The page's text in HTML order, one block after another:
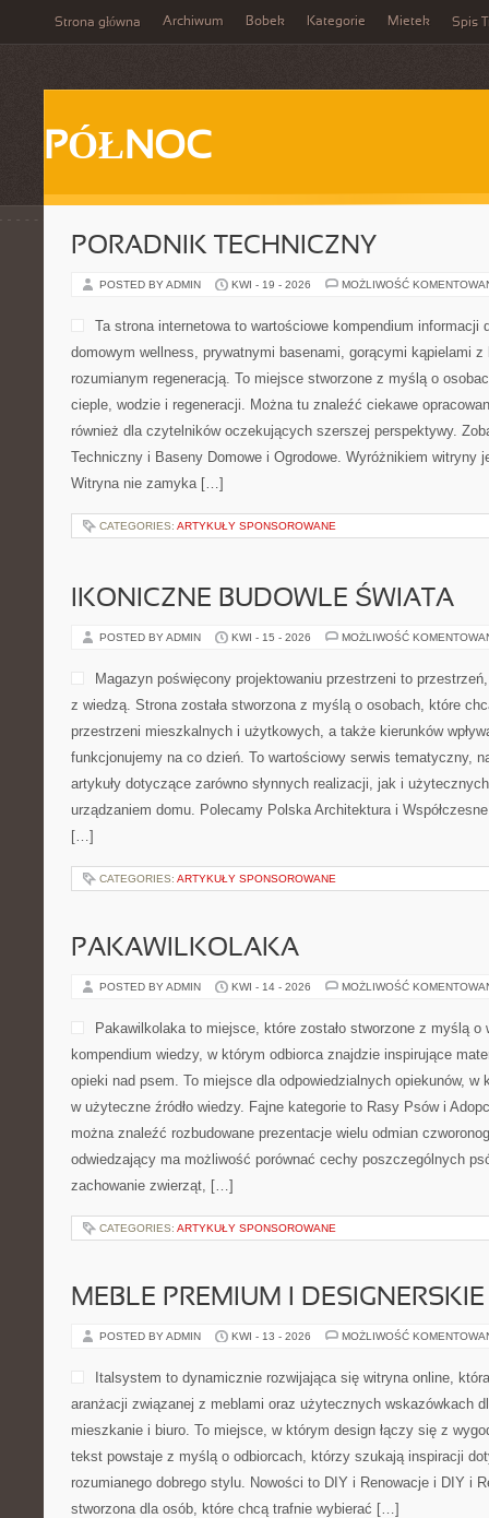
Strona główna Archiwum Bobek Kategorie Mietek Spis
PÓŁNOC
PORADNIK TECHNICZNY
POSTED BY ADMIN KWI - 19 - 2026 MOŻLIWOŚĆ
Ta strona internetowa to wartościowe kompendium informacji
domowym wellness, prywatnymi basenami, gorącymi kąpielami
rozumianym regeneracją. To miejsce stworzone z myślą o
cieple, wodzie i regeneracji. Można tu znaleźć ciekawe
również dla czytelników oczekujących szerszej perspektywy.
Techniczny i Baseny Domowe i Ogrodowe. Wyróżnikiem witryny
Witryna nie zamyka […]
CATEGORIES: ARTYKUŁY SPONSOROWANE
IKONICZNE BUDOWLE ŚWIATA
POSTED BY ADMIN KWI - 15 - 2026 MOŻLIWOŚĆ
Magazyn poświęcony projektowaniu przestrzeni to
z wiedzą. Strona została stworzona z myślą o osobach, które
przestrzeni mieszkalnych i użytkowych, a także kierunków
funkcjonujemy na co dzień. To wartościowy serwis tematyczny,
artykuły dotyczące zarówno słynnych realizacji, jak i
urządzaniem domu. Polecamy Polska Architektura i
[…]
CATEGORIES: ARTYKUŁY SPONSOROWANE
PAKAWILKOLAKA
POSTED BY ADMIN KWI - 14 - 2026 MOŻLIWOŚĆ
Pakawilkolaka to miejsce, które zostało stworzone z myślą o
kompendium wiedzy, w którym odbiorca znajdzie inspirujące
opieki nad psem. To miejsce dla odpowiedzialnych opiekunów, w
w użyteczne źródło wiedzy. Fajne kategorie to Rasy Psów i
można znaleźć rozbudowane prezentacje wielu odmian
odwiedzający ma możliwość porównać cechy poszczególnych
zachowanie zwierząt, […]
CATEGORIES: ARTYKUŁY SPONSOROWANE
MEBLE PREMIUM I DESIGNERSKIE
POSTED BY ADMIN KWI - 13 - 2026 MOŻLIWOŚĆ
Italsystem to dynamicznie rozwijająca się witryna online,
aranżacji związanej z meblami oraz użytecznych wskazówkach
mieszkanie i biuro. To miejsce, w którym design łączy się z
tekst powstaje z myślą o odbiorcach, którzy szukają inspiracji
rozumianego dobrego stylu. Nowości to DIY i Renowacje i DIY i
stworzona dla osób, które chcą trafnie wybierać […]